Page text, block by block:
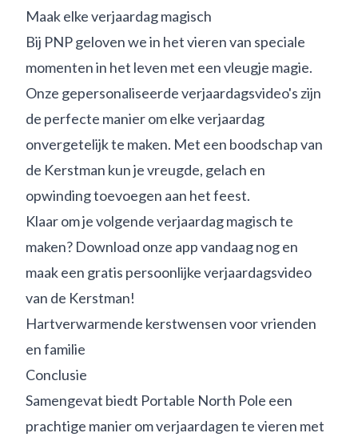
Maak elke verjaardag magisch
Bij PNP geloven we in het vieren van speciale
momenten in het leven met een vleugje magie.
Onze gepersonaliseerde verjaardagsvideo's zijn
de perfecte manier om elke verjaardag
onvergetelijk te maken. Met een boodschap van
de Kerstman kun je vreugde, gelach en
opwinding toevoegen aan het feest.
Klaar om je volgende verjaardag magisch te
maken? Download onze app vandaag nog en
maak een gratis persoonlijke verjaardagsvideo
van de Kerstman!
Hartverwarmende kerstwensen voor vrienden
en familie
Conclusie
Samengevat biedt Portable North Pole een
prachtige manier om verjaardagen te vieren met